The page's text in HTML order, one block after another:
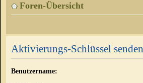
Foren-Übersicht
Aktivierungs-Schlüssel senden
Benutzername: